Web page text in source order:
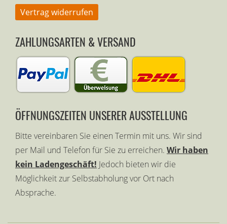
Vertrag widerrufen
ZAHLUNGSARTEN & VERSAND
ÖFFNUNGSZEITEN UNSERER AUSSTELLUNG
Bitte vereinbaren Sie einen Termin mit uns. Wir sind
per Mail und Telefon für Sie zu erreichen. Wir haben
kein Ladengeschäft! Jedoch bieten wir die
Möglichkeit zur Selbstabholung vor Ort nach
Absprache.